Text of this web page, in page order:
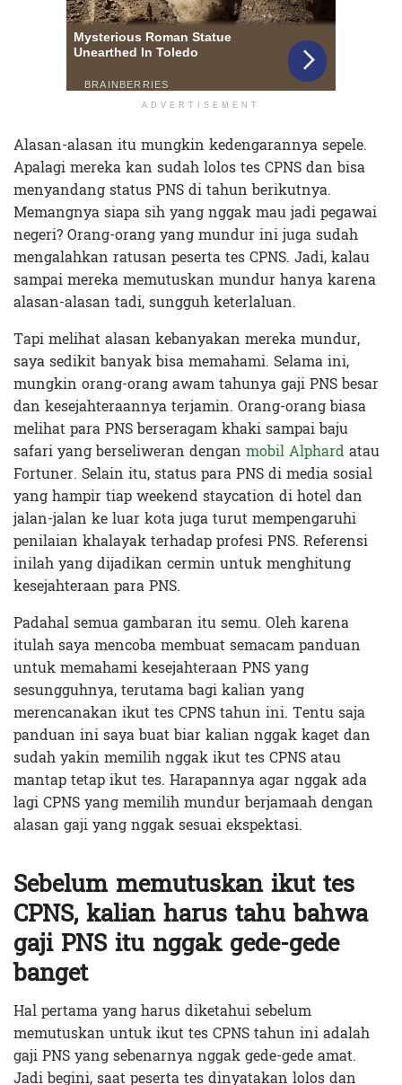
ADVERTISEMENT
Alasan-alasan itu mungkin kedengarannya sepele.
Apalagi mereka kan sudah lolos tes CPNS dan bisa
menyandang status PNS di tahun berikutnya.
Memangnya siapa sih yang nggak mau jadi pegawai
negeri? Orang-orang yang mundur ini juga sudah
mengalahkan ratusan peserta tes CPNS. Jadi, kalau
sampai mereka memutuskan mundur hanya karena
alasan-alasan tadi, sungguh keterlaluan.
Tapi melihat alasan kebanyakan mereka mundur,
saya sedikit banyak bisa memahami. Selama ini,
mungkin orang-orang awam tahunya gaji PNS besar
dan kesejahteraannya terjamin. Orang-orang biasa
melihat para PNS berseragam khaki sampai baju
safari yang berseliweran dengan mobil Alphard atau
Fortuner. Selain itu, status para PNS di media sosial
yang hampir tiap weekend staycation di hotel dan
jalan-jalan ke luar kota juga turut mempengaruhi
penilaian khalayak terhadap profesi PNS. Referensi
inilah yang dijadikan cermin untuk menghitung
kesejahteraan para PNS.
Padahal semua gambaran itu semu. Oleh karena
itulah saya mencoba membuat semacam panduan
untuk memahami kesejahteraan PNS yang
sesungguhnya, terutama bagi kalian yang
merencanakan ikut tes CPNS tahun ini. Tentu saja
panduan ini saya buat biar kalian nggak kaget dan
sudah yakin memilih nggak ikut tes CPNS atau
mantap tetap ikut tes. Harapannya agar nggak ada
lagi CPNS yang memilih mundur berjamaah dengan
alasan gaji yang nggak sesuai ekspektasi.
Sebelum memutuskan ikut tes
CPNS, kalian harus tahu bahwa
gaji PNS itu nggak gede-gede
banget
Hal pertama yang harus diketahui sebelum
memutuskan untuk ikut tes CPNS tahun ini adalah
gaji PNS yang sebenarnya nggak gede-gede amat.
Jadi begini, saat peserta tes dinyatakan lolos dan